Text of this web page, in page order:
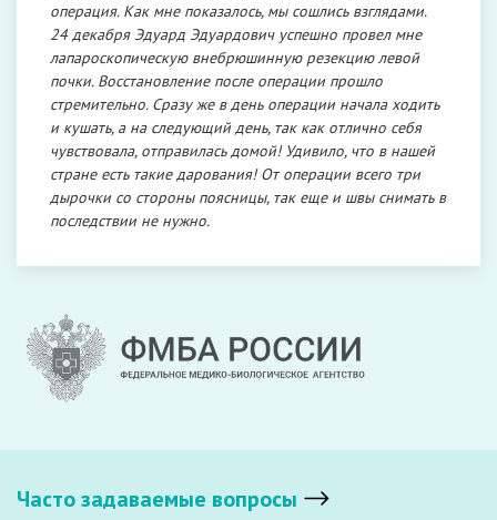
операция. Как мне показалось, мы сошлись взглядами.
24 декабря Эдуард Эдуардович успешно провел мне
лапароскопическую внебрюшинную резекцию левой
почки. Восстановление после операции прошло
стремительно. Сразу же в день операции начала ходить
и кушать, а на следующий день, так как отлично себя
чувствовала, отправилась домой! Удивило, что в нашей
стране есть такие дарования! От операции всего три
дырочки со стороны поясницы, так еще и швы снимать в
последствии не нужно.
Часто задаваемые вопросы